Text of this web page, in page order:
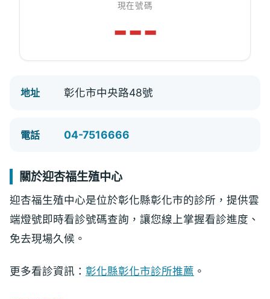
現在號碼
---
地址 彰化市中央路48號
電話 04-7516666
關於迎杏福生殖中心
迎杏福生殖中心是位於彰化縣彰化市的診所，提供雲
端燈號即時看診號碼查詢，讓您線上掌握看診進度、
免去現場久候。
更多看診資訊： 彰化縣彰化市診所推薦 。